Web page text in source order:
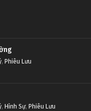
, Phiêu Lưu
, Hình Sự, Phiêu Lưu